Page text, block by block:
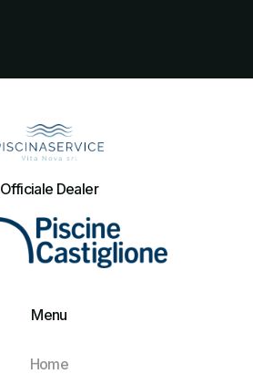
Officiale Dealer
Menu
Home